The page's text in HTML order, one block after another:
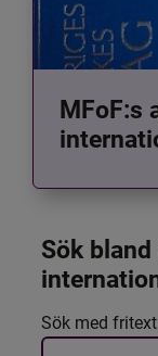
MFoF:s
Sök
Filtrera
Det här
Sök med fritext